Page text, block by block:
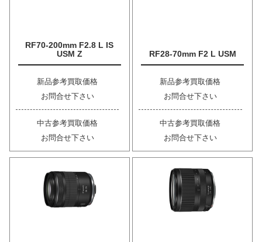
RF70-200mm F2.8 L IS
USM Z
新品参考買取価格
お問合せ下さい
中古参考買取価格
お問合せ下さい
RF28-70mm F2 L USM
新品参考買取価格
お問合せ下さい
中古参考買取価格
お問合せ下さい